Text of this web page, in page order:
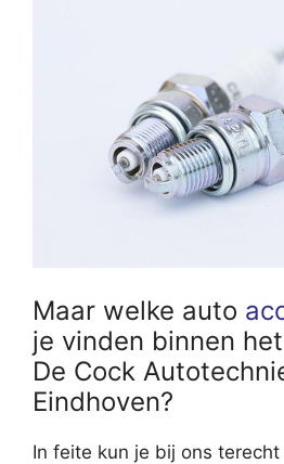
Maar welke auto
je vinden binnen
De Cock
Eindhoven?
In feite kun je bij ons